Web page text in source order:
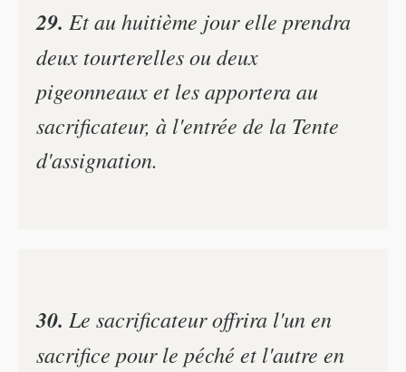
29. Et au huitième jour elle prendra
deux tourterelles ou deux
pigeonneaux et les apportera au
sacrificateur, à l'entrée de la Tente
d'assignation.
30. Le sacrificateur offrira l'un en
sacrifice pour le péché et l'autre en